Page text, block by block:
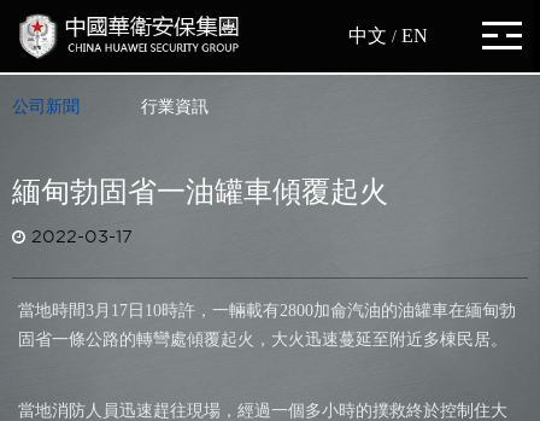
中文 / EN
公司新聞 行業資訊
緬甸勃固省一油罐車傾覆起火
2022-03-17
當地時間3月17日10時許，一輛載有2800加侖汽油的油罐車在緬甸勃
固省一條公路的轉彎處傾覆起火，大火迅速蔓延至附近多棟民居。
當地消防人員迅速趕往現場，經過一個多小時的撲救終於控制住大